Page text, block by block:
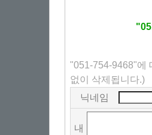
"051-754-9468"에
없이 삭제됩니다.)
닉네임
내